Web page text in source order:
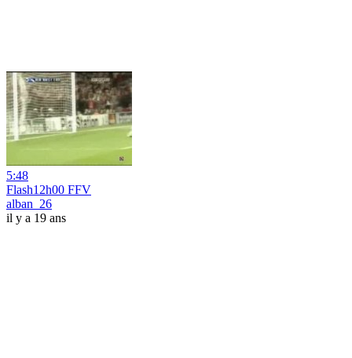
5:48
Flash12h00 FFV
alban_26
il y a 19 ans